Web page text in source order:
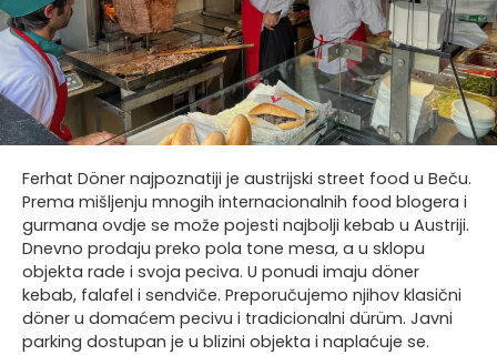
Ferhat Döner najpoznatiji je austrijski street food u Beču.
Prema mišljenju mnogih internacionalnih food blogera i
gurmana ovdje se može pojesti najbolji kebab u Austriji.
Dnevno prodaju preko pola tone mesa, a u sklopu
objekta rade i svoja peciva. U ponudi imaju döner
kebab, falafel i sendviče. Preporučujemo njihov klasični
döner u domaćem pecivu i tradicionalni dürüm. Javni
parking dostupan je u blizini objekta i naplaćuje se.